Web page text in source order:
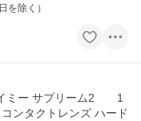
を除く）
ミー サプリーム2 1
ンタクトレンズ ハード